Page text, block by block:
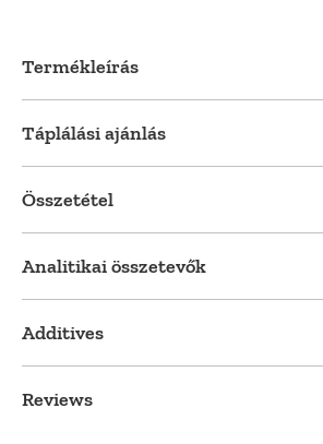
Termékleírás
Táplálási ajánlás
Összetétel
Analitikai összetevők
Additives
Reviews